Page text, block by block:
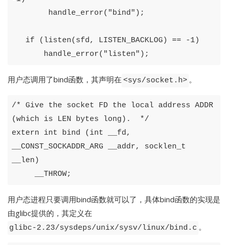
handle_error( "bind" );
if ( listen( sfd, LISTEN_BACKLOG ) == -1)
handle_error( "listen" );
用户态调用了bind函数，其声明在 <sys/socket.h> 。
/* Give the socket FD the local address ADDR
(which is LEN bytes long).  */
extern
int bind ( int __fd,
__CONST_SOCKADDR_ARG
__addr,
socklen_t
__len )
__THROW;
用户态进程只要调用bind函数就可以了，具体bind函数的实现是
由glibc提供的，其定义在
glibc-2.23/sysdeps/unix/sysv/linux/bind.c 。